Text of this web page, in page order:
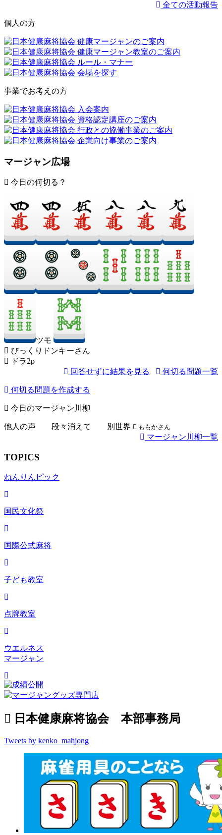
全ての活動報告
個人の方
事業でお考えの方
マージャン広場
今日の何切る？
ツモ
びっくりドンキーさん
ドラ2p
回答せずに結果を見る
何切る問題一覧
何切る問題を作成する
今日のマージャン川柳
他人の声 段々消えて 別世界 ももかさん
マージャン川柳一覧
TOPICS
ねんりんピック
国民文化祭
国際公式麻将
子ども教室
点牌教室
ウエルネス
マージャン
日本健康麻将協会 本部事務局
Tweets by kenko_mahjong